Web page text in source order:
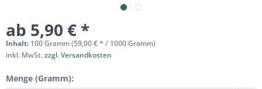
ab 5,90 € *
Inhalt: 100 Gramm (59,00 € * / 1000 Gramm)
inkl. MwSt.zzgl. Versandkosten
Menge (Gramm):